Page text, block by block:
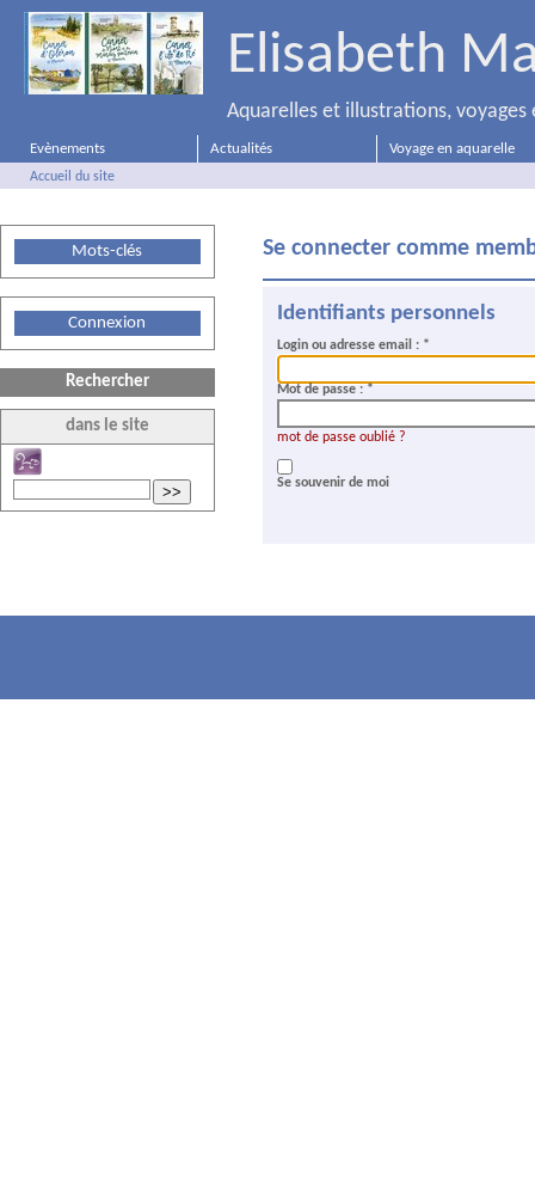
Elisabeth
Aquarelles et illustrations, voyages
Evènements Actualités Voyage en aquarelle
Accueil du site
Se connecter comme
Identifiants personnels
Login ou adresse email : *
Mot de passe : *
mot de passe oublié ?
Se souvenir de moi
Mots-clés
Connexion
Rechercher
dans le site
>>